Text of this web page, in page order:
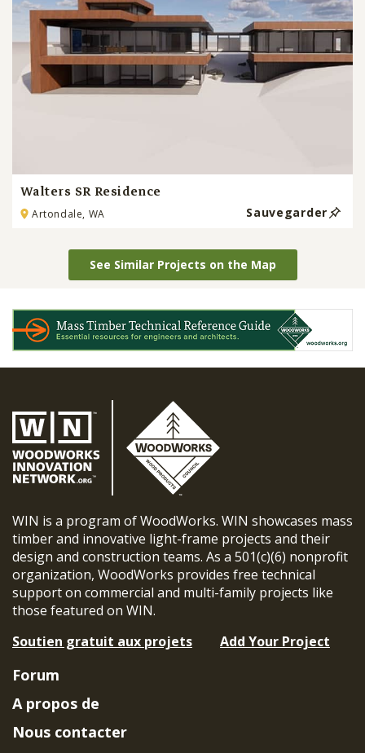
Walters SR Residence
Artondale, WA Sauvegarder
See Similar Projects on the Map
WIN is a program of WoodWorks. WIN showcases mass
timber and innovative light-frame projects and their
design and construction teams. As a 501(c)(6) nonprofit
organization, WoodWorks provides free technical
support on commercial and multi-family projects like
those featured on WIN.
Soutien gratuit aux projets
Add Your Project
Forum
A propos de
Nous contacter